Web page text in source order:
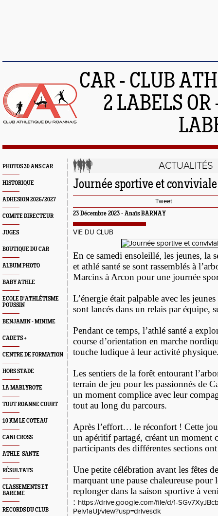
CAR - CLUB
2 LABELS
PHOTOS 30 ANS CAR
HISTORIQUE
ADHESION 2026/2027
COMITE DIRECTEUR
JUGES
BOUTIQUE DU CAR
ALBUM PHOTO
BABY ATHLE
ECOLE D'ATHLÉTISME
POUSSIN
BENJAMIN - MINIME
CADETS +
CENTRE DE FORMATION
HORS STADE
LA MABLYROTE
TOUT ROANNE COURT
10 KM LE COTEAU
CANI CROSS
ATHLE-SANTE
RÉSULTATS
CLASSEMENTS ET
BAREME
RECORDS DU CLUB
ACTUALITÉS
Journée sportive et
Tweet
23 Décembre 2023 - Anaïs BARNAY
VIE DU CLUB
En ce samedi ensoleillé, les jeunes, la
et athlé santé se sont rassemblés à
Marcins à Arcon pour une journée
L’énergie était palpable avec les
sont lancés dans un relais par équipe,
Pendant ce temps, l’athlé santé a
course d’orientation en marche
touche ludique à leur activité
Les sentiers de la forêt entourant
terrain de jeu pour les passionnés de
un moment complice avec leur
tout au long du parcours.
Après l’effort… le réconfort ! Cette
un apéritif partagé, créant un moment
participants des différentes sections
Une petite célébration avant les fêtes
marquant une pause chaleureuse pour
replonger dans la saison sportive à
: https://drive.google.com/file/d/1-
Pelv1aUj/view?usp=drivesdk